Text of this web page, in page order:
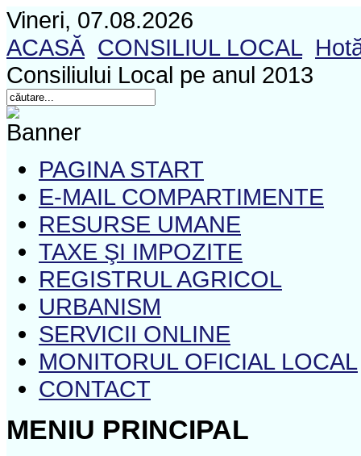
Vineri, 07.08.2026
ACASĂ CONSILIUL LOCAL
Consiliului Local pe anul 2013
PAGINA START
E-MAIL COMPARTIMENTE
RESURSE UMANE
TAXE ŞI IMPOZITE
REGISTRUL AGRICOL
URBANISM
SERVICII ONLINE
MONITORUL OFICIAL LOCAL
CONTACT
MENIU PRINCIPAL